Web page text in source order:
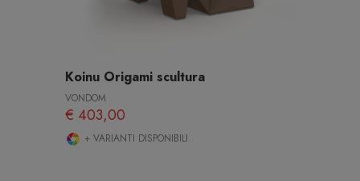
Koinu Origami scultura
VONDOM
€ 403,00
+ VARIANTI DISPONIBILI